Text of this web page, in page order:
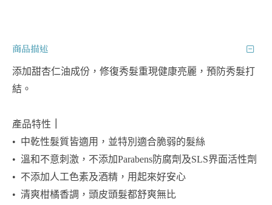
商品描述
添加甜杏仁油成份，修復秀髮重現健康亮麗，預防秀髮打
結。
產品特性
• 中乾性髮質皆適用，並特別適合脆弱的髮絲
• 溫和不意刺激，不添加Parabens防腐劑及SLS界面活性劑
• 不添加人工色素及酒精，用起來好安心
• 清爽柑橘香調，頭皮頭髮都舒爽無比